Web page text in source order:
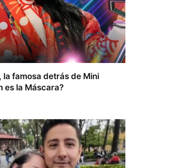
la famosa detrás de Mini
es la Máscara?